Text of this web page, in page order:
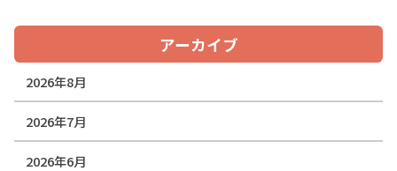
アーカイブ
2026年8月
2026年7月
2026年6月